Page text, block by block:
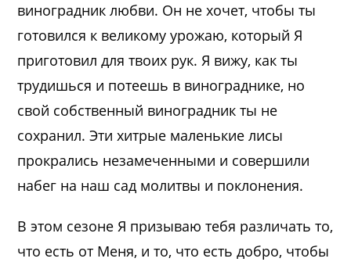
виноградник любви. Он не хочет, чтобы ты
готовился к великому урожаю, который Я
приготовил для твоих рук. Я вижу, как ты
трудишься и потеешь в винограднике, но
свой собственный виноградник ты не
сохранил. Эти хитрые маленькие лисы
прокрались незамеченными и совершили
набег на наш сад молитвы и поклонения.
В этом сезоне Я призываю тебя различать то,
что есть от Меня, и то, что есть добро, чтобы